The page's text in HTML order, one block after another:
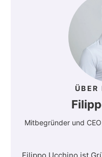
ÜBER
Mitbegründer und